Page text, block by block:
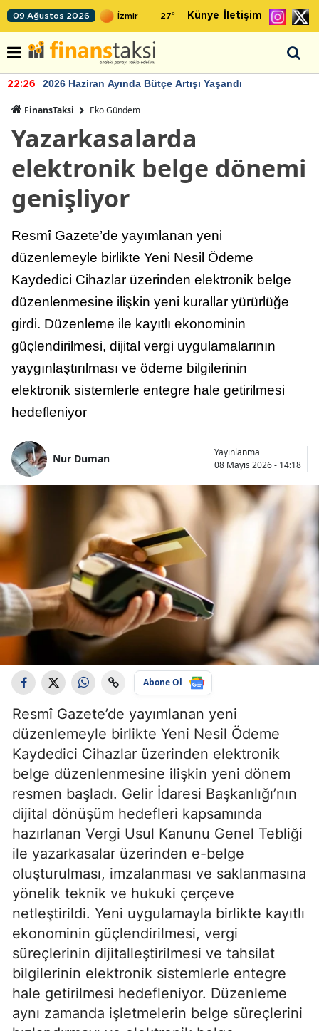
09 Ağustos 2026 27° Künye İletişim
22:26 2026 Haziran Ayında Bütçe Artışı Yaşandı
FinansTaksi Eko Gündem
Yazarkasalarda
elektronik belge dönemi
genişliyor
Resmî Gazete’de yayımlanan yeni
düzenlemeyle birlikte Yeni Nesil Ödeme
Kaydedici Cihazlar üzerinden elektronik belge
düzenlenmesine ilişkin yeni kurallar yürürlüğe
girdi. Düzenleme ile kayıtlı ekonominin
güçlendirilmesi, dijital vergi uygulamalarının
yaygınlaştırılması ve ödeme bilgilerinin
elektronik sistemlerle entegre hale getirilmesi
hedefleniyor
Nur Duman
Yayınlanma
08 Mayıs 2026 - 14:18
Abone Ol
Resmî Gazete’de yayımlanan yeni
düzenlemeyle birlikte Yeni Nesil Ödeme
Kaydedici Cihazlar üzerinden elektronik
belge düzenlenmesine ilişkin yeni dönem
resmen başladı. Gelir İdaresi Başkanlığı’nın
dijital dönüşüm hedefleri kapsamında
hazırlanan Vergi Usul Kanunu Genel Tebliği
ile yazarkasalar üzerinden e-belge
oluşturulması, imzalanması ve saklanmasına
yönelik teknik ve hukuki çerçeve
netleştirildi. Yeni uygulamayla birlikte kayıtlı
ekonominin güçlendirilmesi, vergi
süreçlerinin dijitalleştirilmesi ve tahsilat
bilgilerinin elektronik sistemlerle entegre
hale getirilmesi hedefleniyor. Düzenleme
aynı zamanda işletmelerin belge süreçlerini